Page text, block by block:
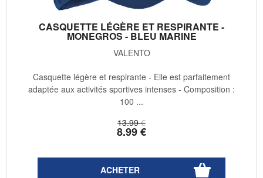
CASQUETTE LÉGÈRE ET RESPIRANTE -
MONEGROS - BLEU MARINE
VALENTO
13.99 €
8.99€
Casquette légère et respirante - Elle est parfaitement
adaptée aux activités sportives intenses - Composition :
100 ...